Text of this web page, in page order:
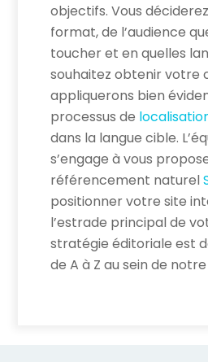
objectifs. Vous
format, de l’audience
toucher et en quelles
souhaitez obtenir votre
appliquerons bien
processus de
dans la langue cible.
s’engage à vous
référencement naturel
positionner votre site
l’estrade principal de
stratégie éditoriale est
de A à Z au sein de